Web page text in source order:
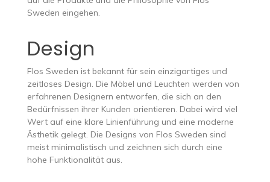
Sweden eingehen.
Design
Flos Sweden ist bekannt für sein einzigartiges und
zeitloses Design. Die Möbel und Leuchten werden von
erfahrenen Designern entworfen, die sich an den
Bedürfnissen ihrer Kunden orientieren. Dabei wird viel
Wert auf eine klare Linienführung und eine moderne
Ästhetik gelegt. Die Designs von Flos Sweden sind
meist minimalistisch und zeichnen sich durch eine
hohe Funktionalität aus.